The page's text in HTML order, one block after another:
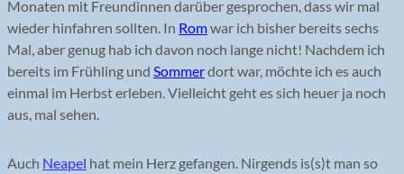
Monaten mit Freundinnen darüber gesprochen, dass wir mal
wieder hinfahren sollten. In Romwar ich bisher bereits sechs
Mal, aber genug hab ich davon noch lange nicht! Nachdem ich
bereits im Frühling und Sommerdort war, möchte ich es auch
einmal im Herbst erleben. Vielleicht geht es sich heuer ja noch
aus, mal sehen.
Auch Neapel hat mein Herz gefangen. Nirgends is(s)t man so